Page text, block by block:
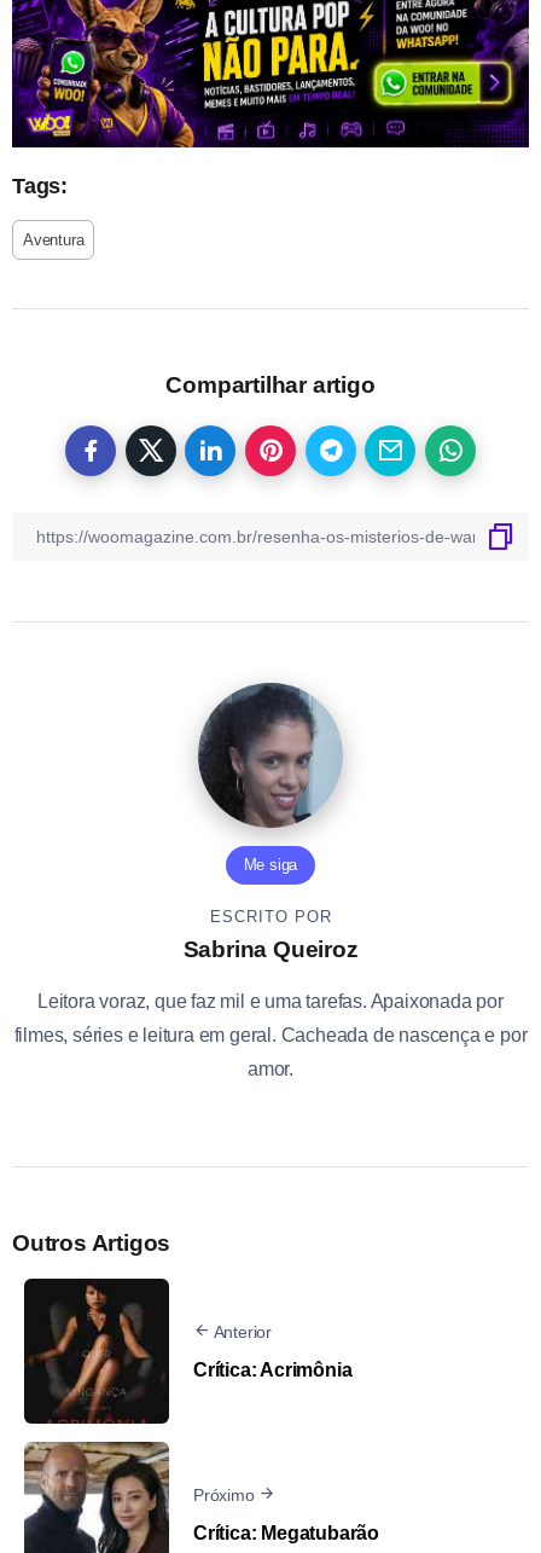
Tags:
Aventura
Compartilhar artigo
Me siga
ESCRITO POR
Sabrina Queiroz
Leitora voraz, que faz mil e uma tarefas. Apaixonada por
filmes, séries e leitura em geral. Cacheada de nascença e por
amor.
Outros Artigos
Anterior
Crítica: Acrimônia
Próximo
Crítica: Megatubarão